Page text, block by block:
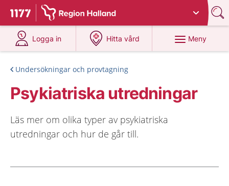
Till startsidan för 1177
Du har valt region Halland
Logga in
på 1177.se
Hitta vård
på 1177.se
Meny
Undersökningar och provtagning
Psykiatriska utredningar
Läs mer om olika typer av psykiatriska
utredningar och hur de går till.